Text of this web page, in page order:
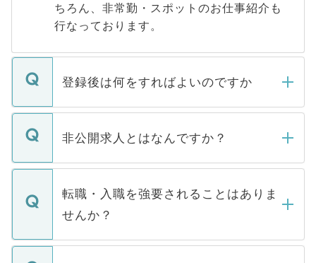
ちろん、非常勤・スポットのお仕事紹介も
行なっております。
登録後は何をすればよいのですか
ご登録いただきましたら、弊社担当者がご
登録内容を確認し、その後メールもしくは
ます。通常、5営業日以内にはご連絡をせて
いただきますので、しばらくお待ちくださ
非公開求人とはなんですか？
マイナビDOCTORで取り扱っている求人の
うち約3割は、Webサイトからご覧いただ
けない「非公開求人」です。非公開求人は
下記の理由によって、一般には公開してい
ません。
転職・入職を強要されることはありま
せんか？
転職・入職を強要することは一切ありませ